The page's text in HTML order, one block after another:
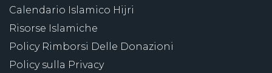
Calendario Islamico Hijri
Risorse Islamiche
Policy Rimborsi Delle Donazioni
Policy sulla Privacy